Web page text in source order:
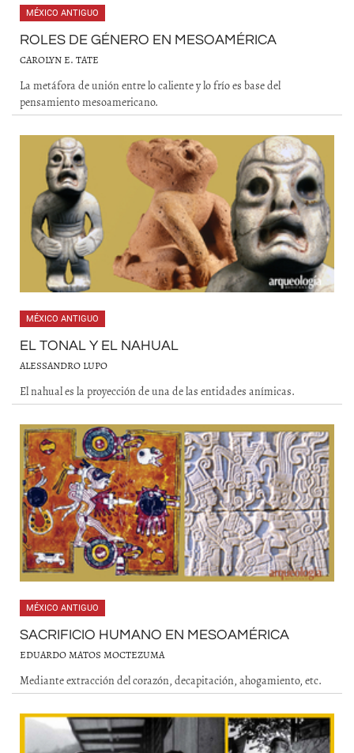
MÉXICO ANTIGUO
ROLES DE GÉNERO EN MESOAMÉRICA
CAROLYN E. TATE
La metáfora de unión entre lo caliente y lo frío es base del
pensamiento mesoamericano.
MÉXICO ANTIGUO
EL TONAL Y EL NAHUAL
ALESSANDRO LUPO
El nahual es la proyección de una de las entidades anímicas.
MÉXICO ANTIGUO
SACRIFICIO HUMANO EN MESOAMÉRICA
EDUARDO MATOS MOCTEZUMA
Mediante extracción del corazón, decapitación, ahogamiento, etc.